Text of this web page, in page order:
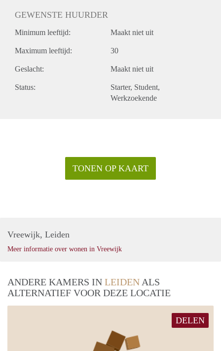
GEWENSTE HUURDER
Minimum leeftijd: Maakt niet uit
Maximum leeftijd: 30
Geslacht: Maakt niet uit
Status: Starter Student
Werkzoekende
TONEN OP KAART
Vreewijk, Leiden
Meer informatie over wonen in Vreewijk
ANDERE KAMERS IN LEIDEN ALS
ALTERNATIEF VOOR DEZE LOCATIE
DELEN